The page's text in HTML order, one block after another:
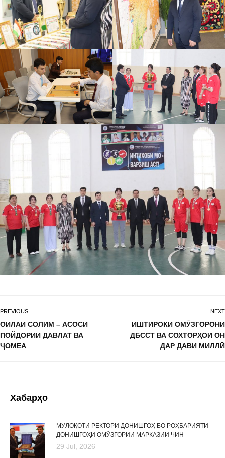
PREVIOUS
ОИЛАИ СОЛИМ – АСОСИ
ПОЙДОРИИ ДАВЛАТ ВА
ҶОМЕА
NEXT
ИШТИРОКИ ОМӮЗГОРОНИ
ДБССТ ВА СОХТОРҲОИ ОН
ДАР ДАВИ МИЛЛӢ
Хабарҳо
МУЛОҚОТИ РЕКТОРИ ДОНИШГОҲ БО РОҲБАРИЯТИ
ДОНИШГОҲИ ОМӮЗГОРИИ МАРКАЗИИ ЧИН
29 Jul, 2026